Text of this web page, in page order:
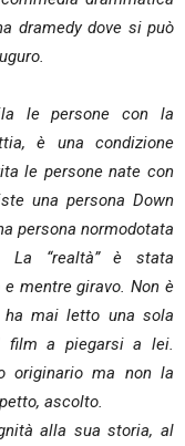
dramedy dove si può
le persone con la
è una condizione
le persone nate con
una persona Down
persona normodotata
La “realtà” è stata
mentre giravo. Non è
mai letto una sola
film a piegarsi a lei.
originario ma non la
ascolto.
alla sua storia, al